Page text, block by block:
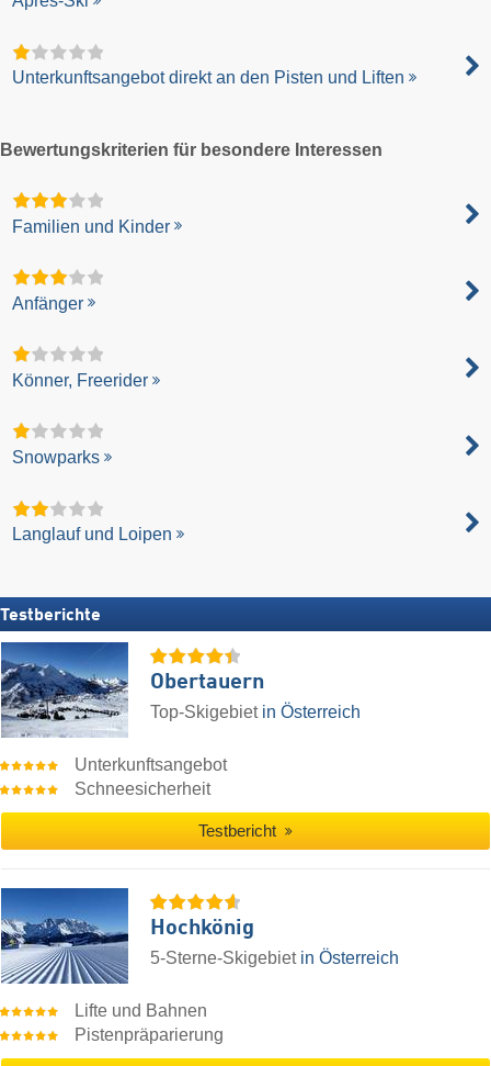
Unterkunftsangebot direkt an den Pisten und Liften
Bewertungskriterien für besondere Interessen
Familien und Kinder
Anfänger
Könner, Freerider
Snowparks
Langlauf und Loipen
Testberichte
Obertauern
Top-Skigebiet in Österreich
Unterkunftsangebot
Schneesicherheit
Testbericht
Hochkönig
5-Sterne-Skigebiet in Österreich
Lifte und Bahnen
Pistenpräparierung